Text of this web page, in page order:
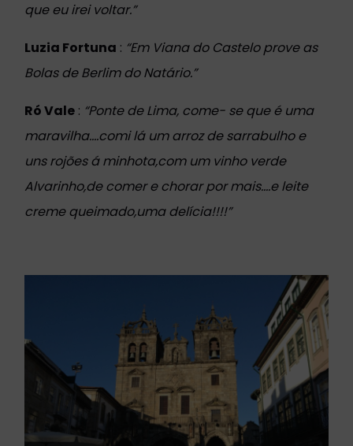
que eu irei voltar.”
Luzia Fortuna : “Em Viana do Castelo prove as
Bolas de Berlim do Natário.”
Ró Vale : “Ponte de Lima, come- se que é uma
maravilha....comi lá um arroz de sarrabulho e
uns rojões á minhota,com um vinho verde
Alvarinho,de comer e chorar por mais....e leite
creme queimado,uma delícia!!!!”